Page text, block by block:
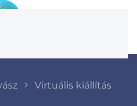
Virtuális kiállítás